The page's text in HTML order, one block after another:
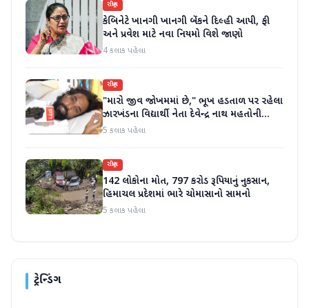
રાષ્ટ્રીય
કેબિનેટે ખાનગી ખાનગી બેંકને દિલ્હી આપી, ફી
અને પ્રવેશ માટે નવા નિયમો વિશે જાણો
4 કલાક પહેલા
રાષ્ટ્રીય
"મારો જીવ જોખમમાં છે," ભૂખ હડતાળ પર રહેલા
ઝારખંડના વિદ્યાર્થી નેતા દેવેન્દ્ર નાથ મહતોની
તબિયત ખરાબ
5 કલાક પહેલા
રાષ્ટ્રીય
142 લોકોના મોત, 797 કરોડ રૂપિયાનું નુકસાન,
હિમાચલ પ્રદેશમાં ભારે ચોમાસાનો સામનો
5 કલાક પહેલા
ટ્રેન્ડિંગ